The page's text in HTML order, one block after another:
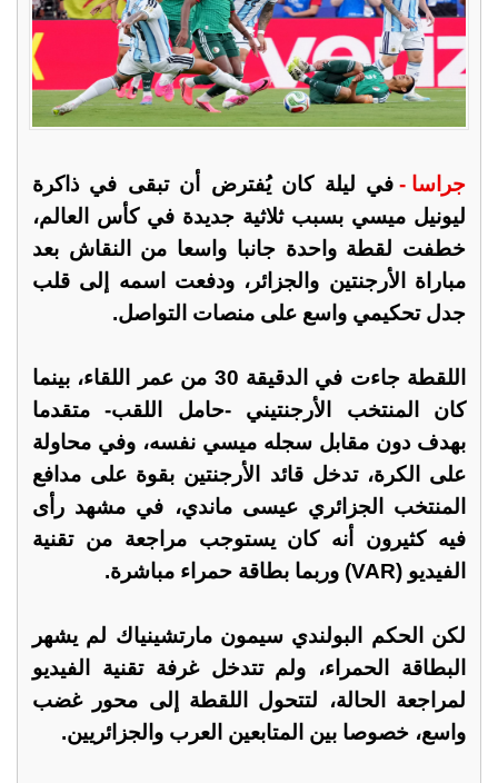
جراسا - في ليلة كان يُفترض أن تبقى في ذاكرة
ليونيل ميسي بسبب ثلاثية جديدة في كأس العالم،
خطفت لقطة واحدة جانبا واسعا من النقاش بعد
مباراة الأرجنتين والجزائر، ودفعت اسمه إلى قلب
جدل تحكيمي واسع على منصات التواصل.
اللقطة جاءت في الدقيقة 30 من عمر اللقاء، بينما
كان المنتخب الأرجنتيني -حامل اللقب- متقدما
بهدف دون مقابل سجله ميسي نفسه، وفي محاولة
على الكرة، تدخل قائد الأرجنتين بقوة على مدافع
المنتخب الجزائري عيسى ماندي، في مشهد رأى
فيه كثيرون أنه كان يستوجب مراجعة من تقنية
الفيديو (VAR) وربما بطاقة حمراء مباشرة.
لكن الحكم البولندي سيمون مارتشينياك لم يشهر
البطاقة الحمراء، ولم تتدخل غرفة تقنية الفيديو
لمراجعة الحالة، لتتحول اللقطة إلى محور غضب
واسع، خصوصا بين المتابعين العرب والجزائريين.